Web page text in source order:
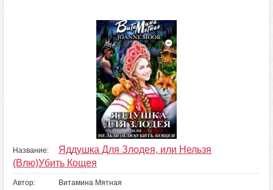
Название:
Яддушка Для Злодея, или Нельзя
(Влю)Убить Кощея
Автор: Витамина Мятная